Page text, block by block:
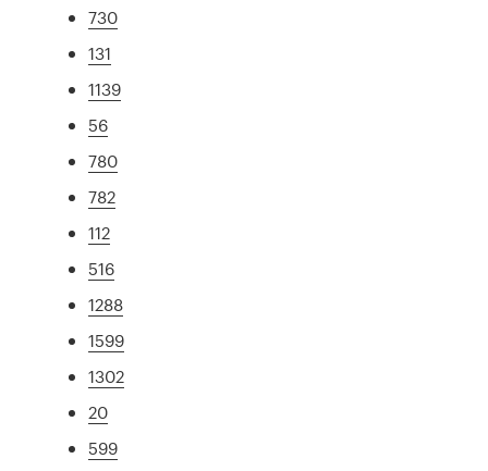
730
131
1139
56
780
782
112
516
1288
1599
1302
20
599